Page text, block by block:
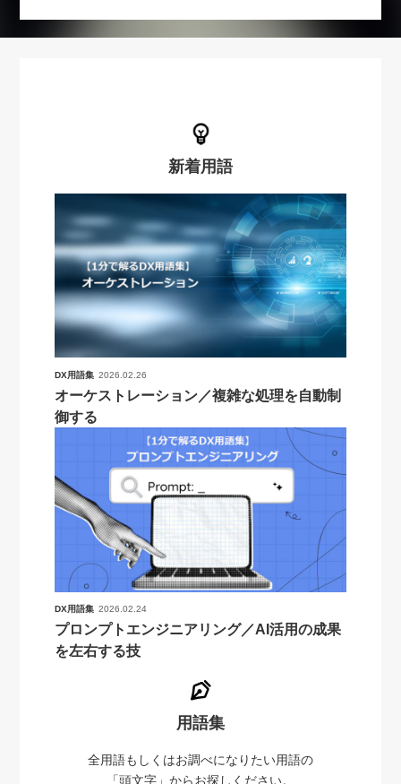
新着用語
DX用語集 2026.02.26
オーケストレーション／複雑な処理を自動制
御する
DX用語集 2026.02.24
プロンプトエンジニアリング／AI活用の成果
を左右する技
用語集
全用語もしくはお調べになりたい用語の
「頭文字」からお探しください。